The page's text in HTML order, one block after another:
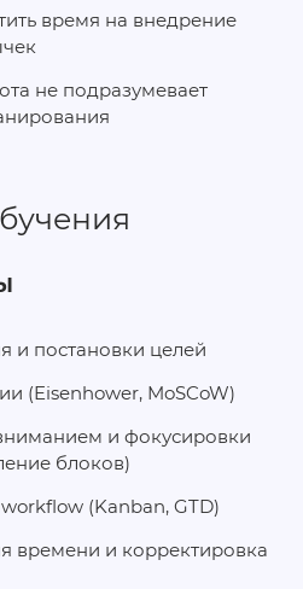
время на внедрение
не подразумевает
и постановки целей
(Eisenhower, MoSCoW)
и фокусировки
блоков)
(Kanban, GTD)
времени и корректировка